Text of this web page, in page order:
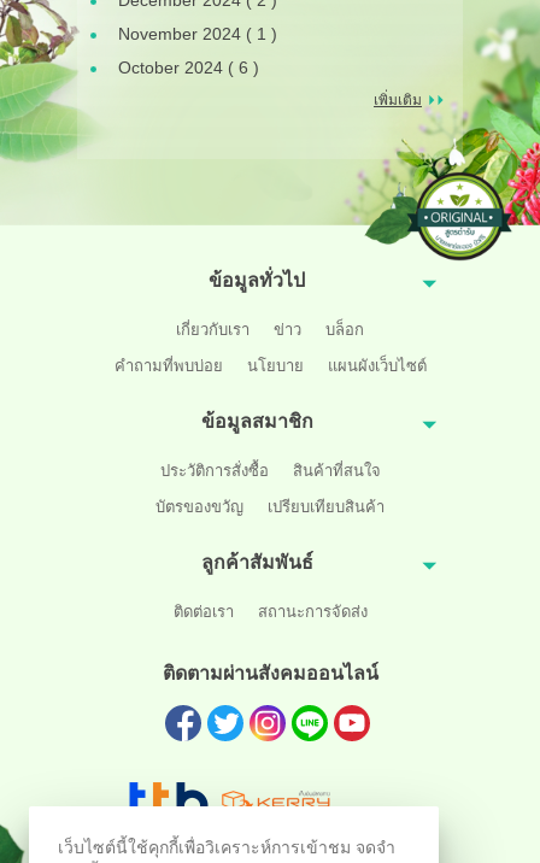
November 2024 ( 1 )
October 2024 ( 6 )
เพิ่มเติม
ข้อมูลทั่วไป
เกี่ยวกับเรา ข่าว
บล็อก
คำถามที่พบบ่อย
นโยบาย แผนผังเว็บไซต์
ข้อมูลสมาชิก
ประวัติการสั่งซื้อ
สินค้าที่สนใจ
บัตรของขวัญ
เปรียบเทียบสินค้า
ลูกค้าสัมพันธ์
ติดต่อเรา สถานะการจัดส่ง
ติดตามผ่านสังคมออนไลน์
เว็บไซต์นี้ใช้คุกกี้เพื่อวิเคราะห์การเข้าชม จดจำ